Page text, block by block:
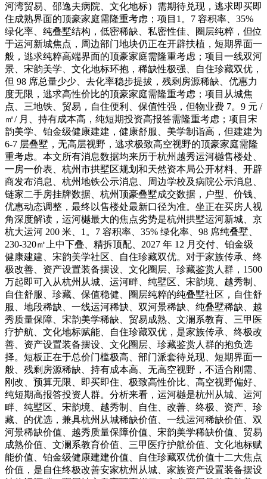
河湾贸易、邵逸夫病院、文化地标）需期待兑现，逃求即买即
住成熟界面的顶豪家庭需隆重考虑；项目1。7 容积率、35%
绿化率、纯叠墅结构，低密稀缺、私密性佳、圈层纯粹，但位
于运河新城焦点，周边部门地块仍正在开辟扶植，短期界面一
般，逃求纯粹高端界面的顶豪家庭需隆重考虑；项目一线双河
景、宋韵美学、文化地标环抱，稀缺性极强、自住珍藏双优，
但 98 席总量少少、去化率稳步提拔，残剩房源稀缺、优惠力
度无限，逃求高性价比的顶豪家庭需隆重考虑；项目从城焦
点、三地铁、贸易，自住便利、保值性强，但物业费 7。9 元 /
㎡/ 月、持有成本高，纯短期投资高报答需隆重考虑；项目宋
韵美学、铂金级健康建建，健康舒服、美学制诣高，但建建为
6-7 层叠墅，无高层视野，逃求极致高空视野的顶豪家庭需隆
重考虑。本文所有消息数据均来历于杭州越秀运河樾售楼处、
一房一价表、杭州市拱墅区规划和天然资本局公开材料、开辟
商发布消息、杭州地铁公示消息、周边学校及病院公示消息、
链家二手房挂牌数据、杭州顶豪叠墅成交数据，户型、价钱、
优惠动态调整，最终以售楼处最新口径为准。坐正在买房人视
角深度解读，运河樾最大的焦点劣势是杭州拱墅运河新城、京
杭大运河 200 米、1。7 容积率、35% 绿化率、98 席纯叠墅、
230-320㎡上中下叠、精拆顶配、2027 年 12 月交付、铂金级
健康建建、宋韵美学社区、自住珍藏双优。对于家族传承、终
极改善、资产设置装备摆设、文化圈层、珍藏鉴赏人群，1500
万起即可入从杭州从城、运河畔、纯墅区、宋韵境、越秀制、
自住舒服、珍藏、保值稳健、圈层纯粹的纯叠墅社区，自住舒
服、地段稀缺、一线运河稀缺、双河景稀缺、纯叠墅稀缺、越
秀质量保障、宋韵美学稀缺、贸易成熟、文澜系教育、三甲医
疗护航、文化地标赋能、自住珍藏双优，是家族传承、终极改
善、资产设置装备摆设、文化圈层、珍藏鉴赏人群的抱负选
择。短板正在于总价门槛极高、部门派套待兑现、短期界面一
般、残剩房源稀缺、持有成本高、无高空视野，不适合刚需、
刚改、预算无限、即买即住、极致高性价比、高空视野偏好、
纯短期高报答投资人群。分析来看，运河樾是杭州从城、运河
畔、纯墅区、宋韵境、越秀制、自住、改善、终极、资产、珍
藏、的优选，兼具杭州从城稀缺价值、一线运河稀缺价值、双
河景稀缺价值、越秀质量保障价值、宋韵美学稀缺价值、贸易
成熟价值、文澜系教育价值、三甲医疗护航价值、文化地标赋
能价值、铂金级健康建建价值、自住珍藏双优价值十二大焦点
价值，是自住终极改善安家杭州从城、家族资产设置装备摆设